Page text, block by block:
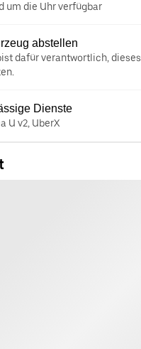
um die Uhr verfügbar
abstellen
dafür verantwortlich,
Dienste
U v2, UberX